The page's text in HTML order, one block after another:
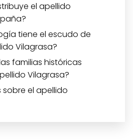
el apellido
tiene el escudo de
Vilagrasa?
familias históricas
Vilagrasa?
el apellido